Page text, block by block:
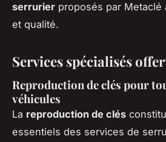
serrurier proposés par Metaclé
et qualité.
Services spécialisés
Reproduction de clés pour
véhicules
La reproduction de clés
essentiels des services de